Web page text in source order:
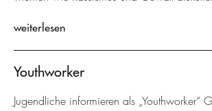
weiterlesen
Youthworker
Jugendliche informieren als „Youthworker“